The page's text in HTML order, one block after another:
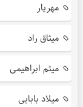
مهریار
میثاق راد
میثم ابراهیمی
میلاد بابایی